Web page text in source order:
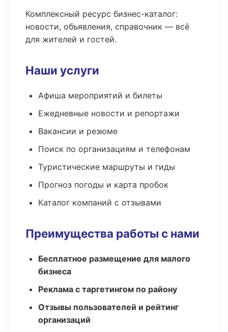
Комплексный ресурс бизнес-каталог:
новости, объявления, справочник — всё
для жителей и гостей.
Наши услуги
Афиша мероприятий и билеты
Ежедневные новости и репортажи
Вакансии и резюме
Поиск по организациям и телефонам
Туристические маршруты и гиды
Прогноз погоды и карта пробок
Каталог компаний с отзывами
Преимущества работы с нами
Бесплатное размещение для малого
бизнеса
Реклама с таргетингом по району
Отзывы пользователей и рейтинг
организаций